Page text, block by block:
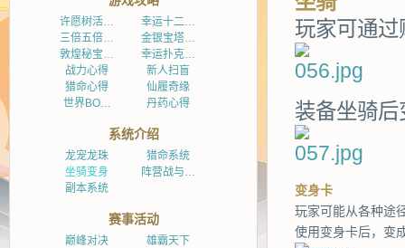
许愿树活…
幸运十二…
三倍五倍…
金银宝塔…
敦煌秘宝…
幸运扑克…
战力心得
新人扫盲
猎命心得
仙履奇缘
世界BO…
丹药心得
系统介绍
龙宠龙珠
猎命系统
坐骑变身
阵营战与…
副本系统
赛事活动
巅峰对决 雄霸天下
玩家可通
装备坐骑
变身卡
玩家可能从各种途
使用变身卡后，变